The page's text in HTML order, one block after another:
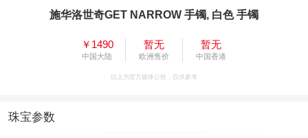
施华洛世奇GET NARROW 手镯, 白色 手镯
￥1490
中国大陆
暂无
欧洲售价
暂无
中国香港
以上为官方媒体公价，仅供参考
珠宝参数